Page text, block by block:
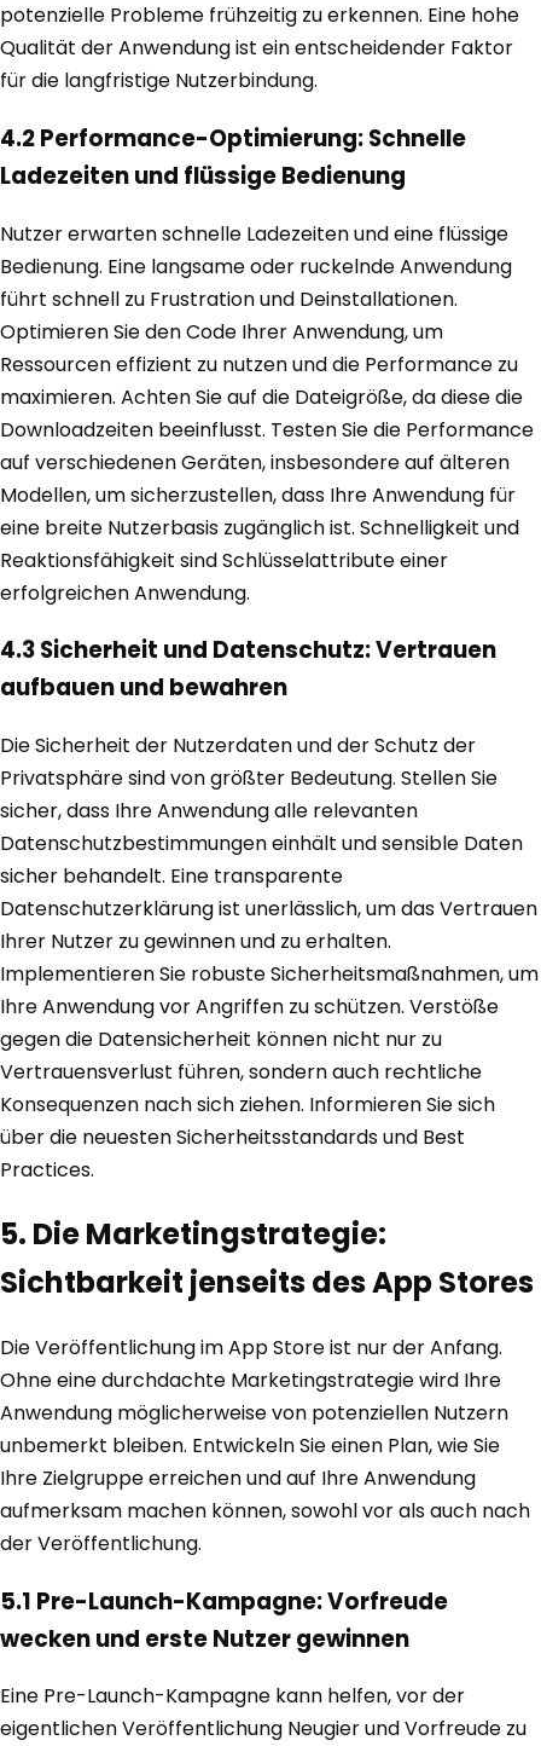
potenzielle Probleme frühzeitig zu erkennen. Eine hohe
Qualität der Anwendung ist ein entscheidender Faktor
für die langfristige Nutzerbindung.
4.2 Performance-Optimierung: Schnelle
Ladezeiten und flüssige Bedienung
Nutzer erwarten schnelle Ladezeiten und eine flüssige
Bedienung. Eine langsame oder ruckelnde Anwendung
führt schnell zu Frustration und Deinstallationen.
Optimieren Sie den Code Ihrer Anwendung, um
Ressourcen effizient zu nutzen und die Performance zu
maximieren. Achten Sie auf die Dateigröße, da diese die
Downloadzeiten beeinflusst. Testen Sie die Performance
auf verschiedenen Geräten, insbesondere auf älteren
Modellen, um sicherzustellen, dass Ihre Anwendung für
eine breite Nutzerbasis zugänglich ist. Schnelligkeit und
Reaktionsfähigkeit sind Schlüsselattribute einer
erfolgreichen Anwendung.
4.3 Sicherheit und Datenschutz: Vertrauen
aufbauen und bewahren
Die Sicherheit der Nutzerdaten und der Schutz der
Privatsphäre sind von größter Bedeutung. Stellen Sie
sicher, dass Ihre Anwendung alle relevanten
Datenschutzbestimmungen einhält und sensible Daten
sicher behandelt. Eine transparente
Datenschutzerklärung ist unerlässlich, um das Vertrauen
Ihrer Nutzer zu gewinnen und zu erhalten.
Implementieren Sie robuste Sicherheitsmaßnahmen, um
Ihre Anwendung vor Angriffen zu schützen. Verstöße
gegen die Datensicherheit können nicht nur zu
Vertrauensverlust führen, sondern auch rechtliche
Konsequenzen nach sich ziehen. Informieren Sie sich
über die neuesten Sicherheitsstandards und Best
Practices.
5. Die Marketingstrategie:
Sichtbarkeit jenseits des App Stores
Die Veröffentlichung im App Store ist nur der Anfang.
Ohne eine durchdachte Marketingstrategie wird Ihre
Anwendung möglicherweise von potenziellen Nutzern
unbemerkt bleiben. Entwickeln Sie einen Plan, wie Sie
Ihre Zielgruppe erreichen und auf Ihre Anwendung
aufmerksam machen können, sowohl vor als auch nach
der Veröffentlichung.
5.1 Pre-Launch-Kampagne: Vorfreude
wecken und erste Nutzer gewinnen
Eine Pre-Launch-Kampagne kann helfen, vor der
eigentlichen Veröffentlichung Neugier und Vorfreude zu